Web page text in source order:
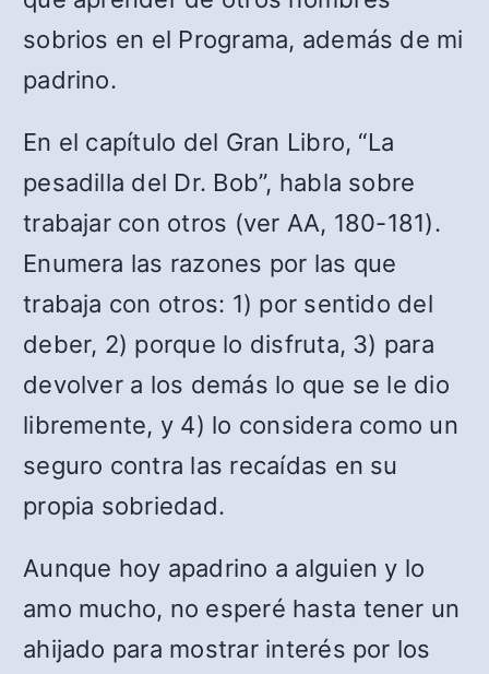
sobrios en el Programa, además de mi
padrino.
En el capítulo del Gran Libro, “La
pesadilla del Dr. Bob”, habla sobre
trabajar con otros (ver AA, 180-181).
Enumera las razones por las que
trabaja con otros: 1) por sentido del
deber, 2) porque lo disfruta, 3) para
devolver a los demás lo que se le dio
libremente, y 4) lo considera como un
seguro contra las recaídas en su
propia sobriedad.
Aunque hoy apadrino a alguien y lo
amo mucho, no esperé hasta tener un
ahijado para mostrar interés por los